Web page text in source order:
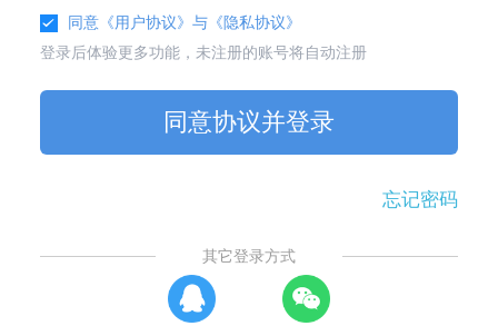
同意 《用户协议》与 《隐私协议》
登录后体验更多功能，未注册的账号将自动注册
同意协议并登录
忘记密码
其它登录方式